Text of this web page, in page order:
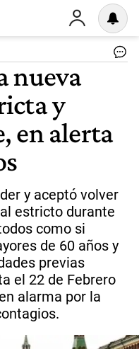
nueva
y
en alerta
y aceptó volver
estricto durante
como si
de 60 años y
previas
el 22 de Febrero
alarma por la